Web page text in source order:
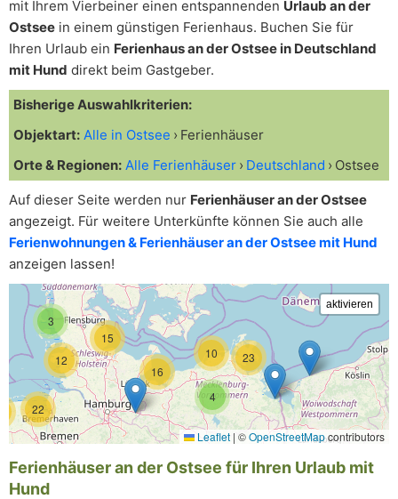
mit Ihrem Vierbeiner einen entspannenden Urlaub an der
Ostsee in einem günstigen Ferienhaus. Buchen Sie für
Ihren Urlaub ein Ferienhaus an der Ostsee in Deutschland
mit Hund direkt beim Gastgeber.
Bisherige Auswahlkriterien:
Objektart: Alle in Ostsee
Ferienhäuser
Orte & Regionen: Alle Ferienhäuser Deutschland Ostsee
Auf dieser Seite werden nur Ferienhäuser an der Ostsee
angezeigt. Für weitere Unterkünfte können Sie auch alle
Ferienwohnungen & Ferienhäuser an der Ostsee mit Hund
anzeigen lassen!
4
23
3
22
12
10
16
15
Leaflet | ©OpenStreetMapcontributors
Ferienhäuser an der Ostsee für Ihren Urlaub mit
Hund